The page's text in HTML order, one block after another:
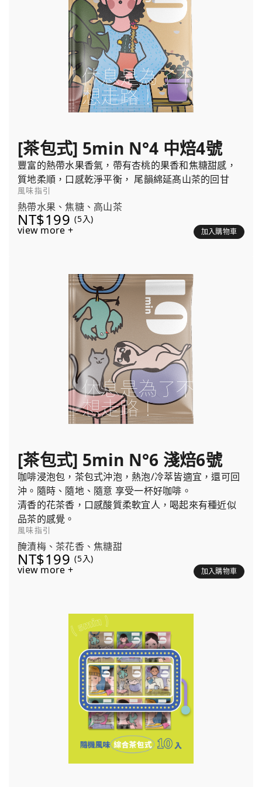
[茶包式] 5min N°4 中焙4號
豐富的熱帶水果香氣，帶有杏桃的果香和焦糖甜感，
質地柔順，口感乾淨平衡， 尾韻綿延髙山茶的回甘
風味指引
熱帶水果、焦糖、高山茶
NT$199 (5入)
view more + 加入購物車
[茶包式] 5min N°6 淺焙6號
咖啡浸泡包，茶包式沖泡，熱泡/冷萃皆適宜，還可回
沖。隨時、隨地、隨意 享受一杯好咖啡。
清香的花茶香，口感酸質柔軟宜人，喝起來有種近似
品茶的感覺。
風味指引
醃漬梅、茶花香、焦糖甜
NT$199 (5入)
view more + 加入購物車